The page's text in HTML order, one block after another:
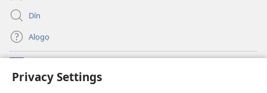
Privacy Settings
Dín
Alọgọ
(opens
new